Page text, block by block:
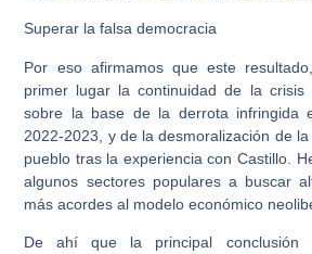
Superar la falsa democracia
Por eso afirmamos que este
primer lugar la continuidad de la
sobre la base de la derrota infringida
2022-2023, y de la desmoralización de
pueblo tras la experiencia con Castillo.
algunos sectores populares a buscar
más acordes al modelo económico
De ahí que la principal conclusión